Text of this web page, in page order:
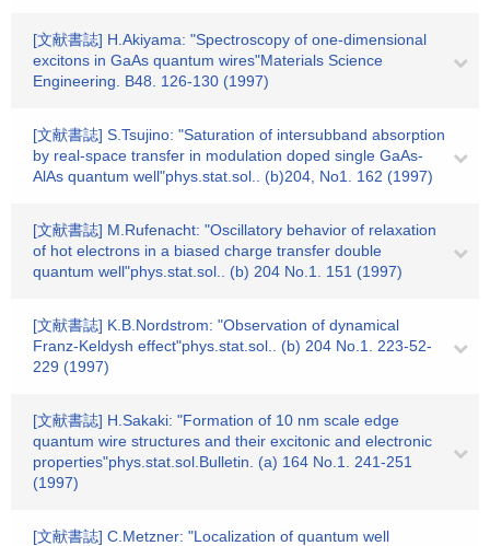
[文献書誌] H.Akiyama: "Spectroscopy of one-dimensional
excitons in GaAs quantum wires"Materials Science
Engineering. B48. 126-130 (1997)
[文献書誌] S.Tsujino: "Saturation of intersubband absorption
by real-space transfer in modulation doped single GaAs-
AlAs quantum well"phys.stat.sol.. (b)204, No1. 162 (1997)
[文献書誌] M.Rufenacht: "Oscillatory behavior of relaxation
of hot electrons in a biased charge transfer double
quantum well"phys.stat.sol.. (b) 204 No.1. 151 (1997)
[文献書誌] K.B.Nordstrom: "Observation of dynamical
Franz-Keldysh effect"phys.stat.sol.. (b) 204 No.1. 223-52-
229 (1997)
[文献書誌] H.Sakaki: "Formation of 10 nm scale edge
quantum wire structures and their excitonic and electronic
properties"phys.stat.sol.Bulletin. (a) 164 No.1. 241-251
(1997)
[文献書誌] C.Metzner: "Localization of quantum well